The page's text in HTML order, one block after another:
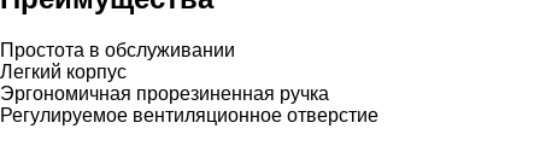
Простота в обслуживании
Легкий корпус
Эргономичная прорезиненная ручка
Регулируемое вентиляционное отверстие